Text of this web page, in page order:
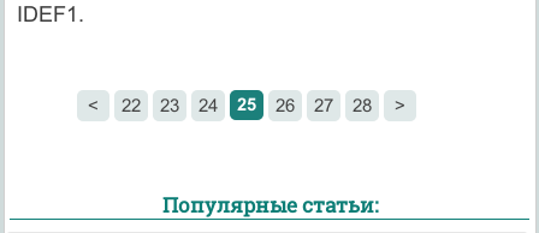
IDEF1.
< 22 23 24 25 26 27 28 >
Популярные статьи: